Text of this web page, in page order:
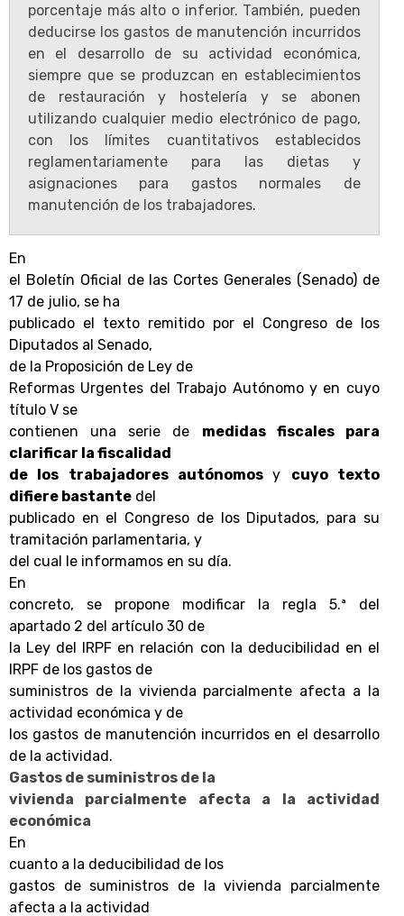
porcentaje más alto o inferior. También, pueden
deducirse los gastos de manutención incurridos
en el desarrollo de su actividad económica,
siempre que se produzcan en establecimientos
de restauración y hostelería y se abonen
utilizando cualquier medio electrónico de pago,
con los límites cuantitativos establecidos
reglamentariamente para las dietas y
asignaciones para gastos normales de
manutención de los trabajadores.
En
el Boletín Oficial de las Cortes Generales (Senado) de
17 de julio, se ha
publicado el texto remitido por el Congreso de los
Diputados al Senado,
de la Proposición de Ley de
Reformas Urgentes del Trabajo Autónomo y en cuyo
título V se
contienen una serie de medidas fiscales para
clarificar la fiscalidad
de los trabajadores autónomosy cuyo texto
difiere bastante del
publicado en el Congreso de los Diputados, para su
tramitación parlamentaria, y
del cual le informamos en su día.
En
concreto, se propone modificar la regla 5.ª del
apartado 2 del artículo 30 de
la Ley del IRPF en relación con la deducibilidad en el
IRPF de los gastos de
suministros de la vivienda parcialmente afecta a la
actividad económica y de
los gastos de manutención incurridos en el desarrollo
de la actividad.
Gastos de suministros de la
vivienda parcialmente afecta a la actividad
económica
En
cuanto a la deducibilidad de los
gastos de suministros de la vivienda parcialmente
afecta a la actividad